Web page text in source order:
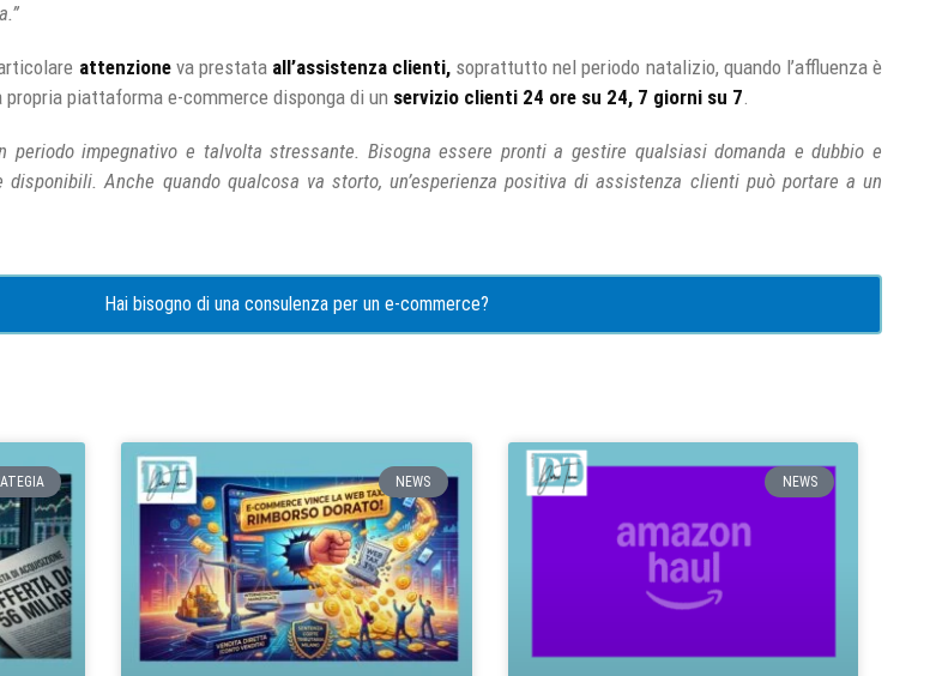
attenzioneva prestata all’assistenza clienti, soprattutto nel periodo natalizio, quando l’affluenza è
piattaforma e-commerce disponga di un servizio clienti 24 ore su 24, 7 giorni su 7.
periodo impegnativo e talvolta stressante. Bisogna essere pronti a gestire qualsiasi domanda e dubbio e
disponibili. Anche quando qualcosa va storto, un’esperienza positiva di assistenza clienti può portare a un
Hai bisogno di una consulenza per un e-commerce?
NEWS NEWS